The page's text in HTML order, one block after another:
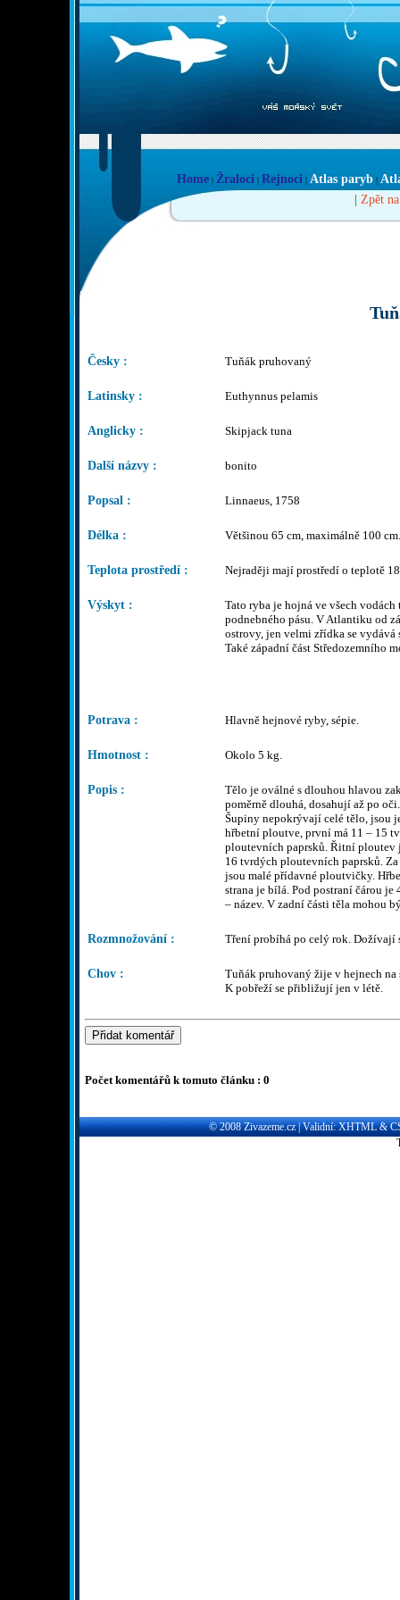
Home | Žraloci | Rejnoci | Atlas paryb |
| Zpět
Česky : Tuňák pruhovaný
Latinsky : Euthynnus pelamis
Anglicky : Skipjack tuna
Další názvy : bonito
Popsal : Linnaeus, 1758
Délka : Většinou 65 cm, maximálně 100 cm.
Teplota prostředí : Nejraději mají prostředí o teplotě
Výskyt :
Tato ryba je hojná ve všech
podnebného pásu. V Atlantiku od
ostrovy, jen velmi zřídka se vydává
Také západní část Středozemního
Potrava : Hlavně hejnové ryby, sépie.
Hmotnost : Okolo 5 kg.
Popis :
Tělo je oválné s dlouhou hlavou
poměrně dlouhá, dosahují až po
Šupiny nepokrývají celé tělo, jsou
hřbetní ploutve, první má 11 – 15
ploutevních paprsků. Řitní ploutev
16 tvrdých ploutevních paprsků.
jsou malé přídavné ploutvičky.
strana je bílá. Pod postraní čárou
– název. V zadní části těla mohou
Rozmnožování : Tření probíhá po celý rok. Dožívají
Chov :
Tuňák pruhovaný žije v hejnech
K pobřeží se přibližují jen v létě.
Počet komentářů k tomuto článku : 0
© 2008Zivazeme.cz| Validní:XHTML&